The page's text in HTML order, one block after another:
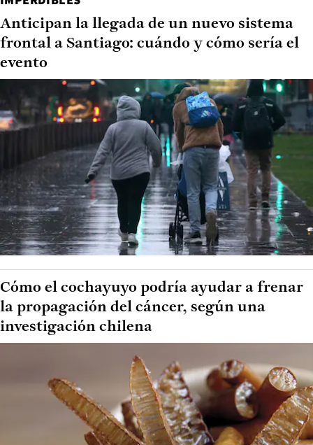
Anticipan la llegada de un nuevo sistema
frontal a Santiago: cuándo y cómo sería el
evento
Cómo el cochayuyo podría ayudar a frenar
la propagación del cáncer, según una
investigación chilena